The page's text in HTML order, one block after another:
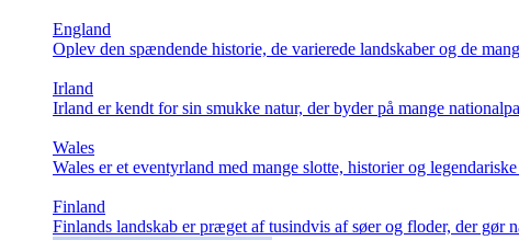
England
Oplev den spændende historie, de varierede landskaber og de
Irland
Irland er kendt for sin smukke natur, der byder på mange
Wales
Wales er et eventyrland med mange slotte, historier og
Finland
Finlands landskab er præget af tusindvis af søer og floder, der gør